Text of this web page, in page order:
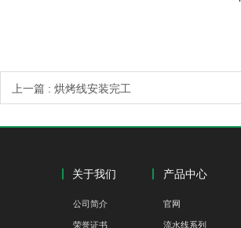
上一篇 : 烘烤线安装完工
关于我们
公司简介
荣誉证书
产品中心
官网
流水线系列